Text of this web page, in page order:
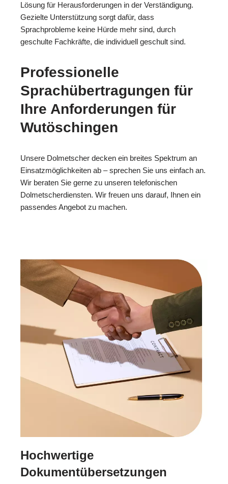
Lösung für Herausforderungen in der Verständigung.
Gezielte Unterstützung sorgt dafür, dass
Sprachprobleme keine Hürde mehr sind, durch
geschulte Fachkräfte, die individuell geschult sind.
Professionelle
Sprachübertragungen für
Ihre Anforderungen für
Wutöschingen
Unsere Dolmetscher decken ein breites Spektrum an
Einsatzmöglichkeiten ab – sprechen Sie uns einfach an.
Wir beraten Sie gerne zu unseren telefonischen
Dolmetscherdiensten. Wir freuen uns darauf, Ihnen ein
passendes Angebot zu machen.
Hochwertige
Dokumentübersetzungen